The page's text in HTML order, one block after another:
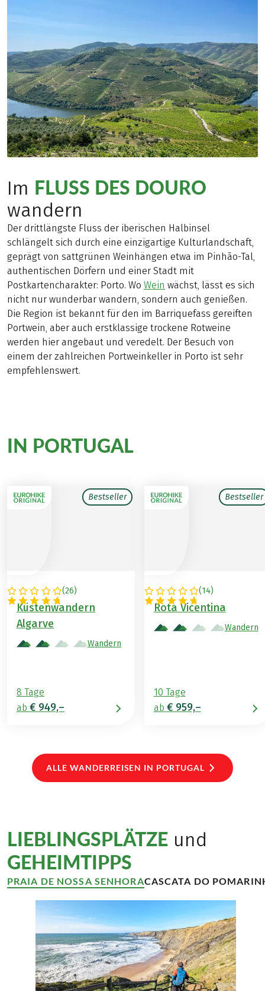
Im FLUSS DES DOURO
wandern
Der drittlängste Fluss der iberischen Halbinsel
schlängelt sich durch eine einzigartige Kulturlandschaft,
geprägt von sattgrünen Weinhängen etwa im Pinhão-Tal,
authentischen Dörfern und einer Stadt mit
Postkartencharakter: Porto. Wo Wein wächst, lässt es sich
nicht nur wunderbar wandern, sondern auch genießen.
Die Region ist bekannt für den im Barriquefass gereiften
Portwein, aber auch erstklassige trockene Rotweine
werden hier angebaut und veredelt. Der Besuch von
einem der zahlreichen Portweinkeller in Porto ist sehr
empfehlenswert.
IN PORTUGAL
Bestseller
(26)
PORTUGAL
Küstenwandern
Algarve
Wandern
8 Tage
ab € 949,–
Bestseller
(14)
PORTUGAL
Rota Vicentina
Wandern
10 Tage
ab € 959,–
ALLE WANDERREISEN IN PORTUGAL
LIEBLINGSPLÄTZE und
GEHEIMTIPPS
PRAIA DE NOSSA SENHORACASCATA DO